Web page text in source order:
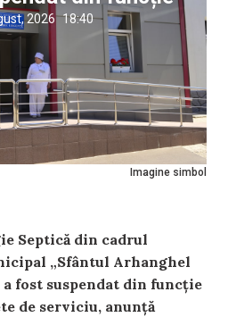
Imagine simbol
2026 18:40
Septică din cadrul
„Sfântul Arhanghel
fost suspendat din funcție
de serviciu, anunță